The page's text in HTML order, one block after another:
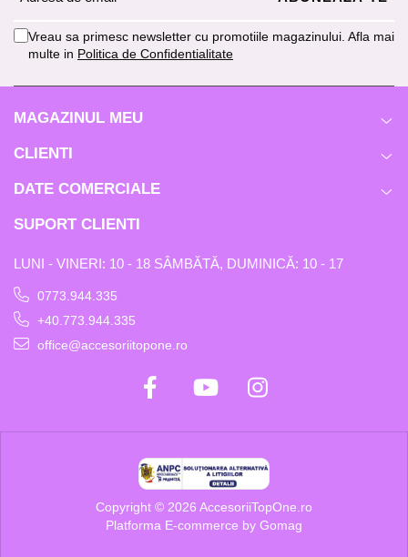
Vreau sa primesc newsletter cu promotiile magazinului. Afla mai
multe in Politica de Confidentialitate
MAGAZINUL MEU
CLIENTI
DATE COMERCIALE
SUPORT CLIENTI
LUNI - VINERI: 10 - 18 SÂMBĂTĂ, DUMINICĂ: 10 - 17
0773.944.335
+40.773.944.335
office@accesoriitopone.ro
Copyright © 2026 AccesoriiTopOne.ro
Platforma E-commerce by Gomag